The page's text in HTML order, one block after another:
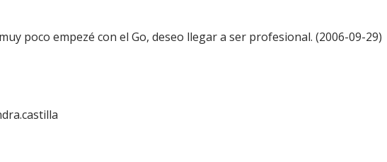
poco empezé con el Go, deseo llegar a ser profesional. (2006-09-29)